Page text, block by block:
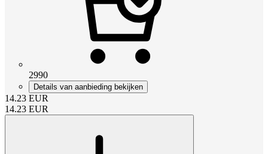
2990
Details van aanbieding bekijken
14.23 EUR
14.23 EUR